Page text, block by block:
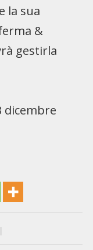
la sua
&
gestirla
dicembre